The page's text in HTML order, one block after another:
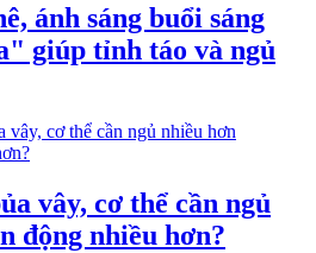
ánh sáng buổi sáng
giúp tỉnh táo và ngủ
vây, cơ thể cần ngủ
động nhiều hơn?